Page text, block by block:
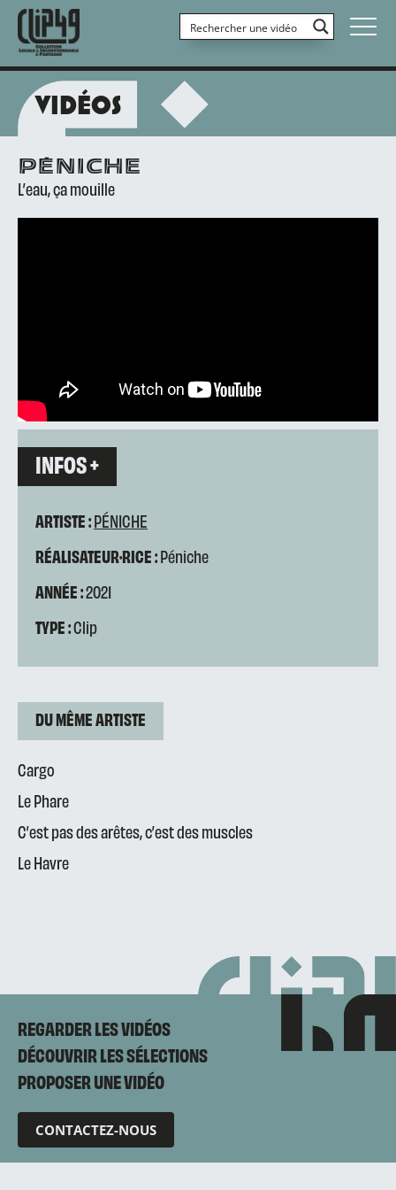
VIDÉOS
PÉNICHE
L’eau, ça mouille
INFOS +
ARTISTE :PÉNICHE
RÉALISATEUR·RICE :Péniche
ANNÉE :2021
TYPE :Clip
DU MÊME ARTISTE
Cargo
Le Phare
C’est pas des arêtes, c’est des muscles
Le Havre
REGARDER LES VIDÉOS
DÉCOUVRIR LES SÉLECTIONS
PROPOSER UNE VIDÉO
CONTACTEZ-NOUS